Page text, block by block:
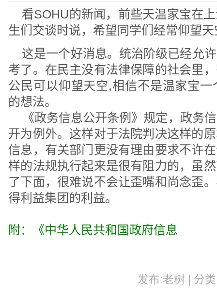
看SOHU的新闻，前些天温家宝在
生们交谈时说，希望同学们经常仰望天
这是一个好消息。统治阶级已经允
考了。在民主没有法律保障的社会里
公民可以仰望天空,相信不是温家宝
的想法。
《政务信息公开条例》规定，政务
开为例外。这样对于法院判决这样的
信息，有关部门更没有理由要求不许
样的法规执行起来是很有阻力的，虽
了下面，很难说不会让歪嘴和尚念歪
得利益集团的利益。
附：《中华人民共和国政府信息
发布:老树 | 分